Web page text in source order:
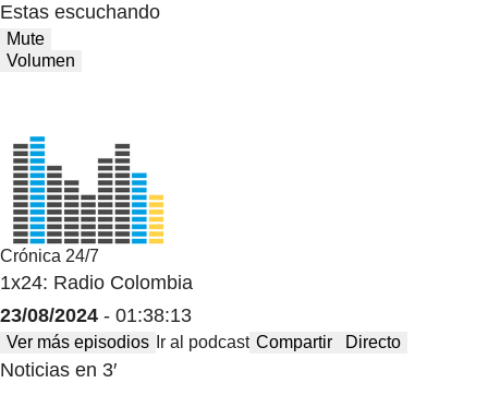
Estas escuchando
Mute
Volumen
Crónica 24/7
1x24: Radio Colombia
23/08/2024 - 01:38:13
Ver más episodios Ir al podcast Compartir Directo
Noticias en 3′